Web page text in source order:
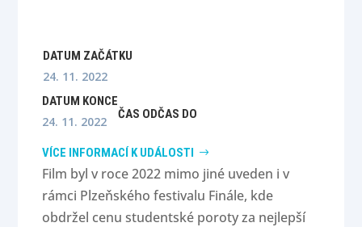
DATUM ZAČÁTKU
24. 11. 2022
DATUM KONCE
24. 11. 2022 ČAS ODČAS DO
VÍCE INFORMACÍ K UDÁLOSTI
Film byl v roce 2022 mimo jiné uveden i v
rámci Plzeňského festivalu Finále, kde
obdržel cenu studentské poroty za nejlepší